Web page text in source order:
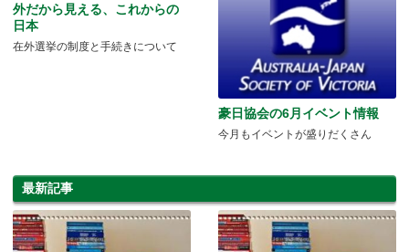
外だから見える、これからの
日本
在外選挙の制度と手続きについて
豪日協会の6月イベント情報
今月もイベントが盛りだくさん
最新記事